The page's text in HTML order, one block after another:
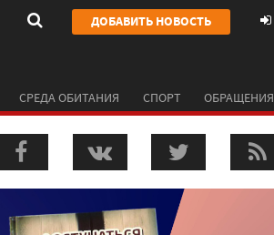
ДОБАВИТЬ НОВОСТЬ
СРЕДА ОБИТАНИЯ СПОРТ ОБРАЩЕНИЯ